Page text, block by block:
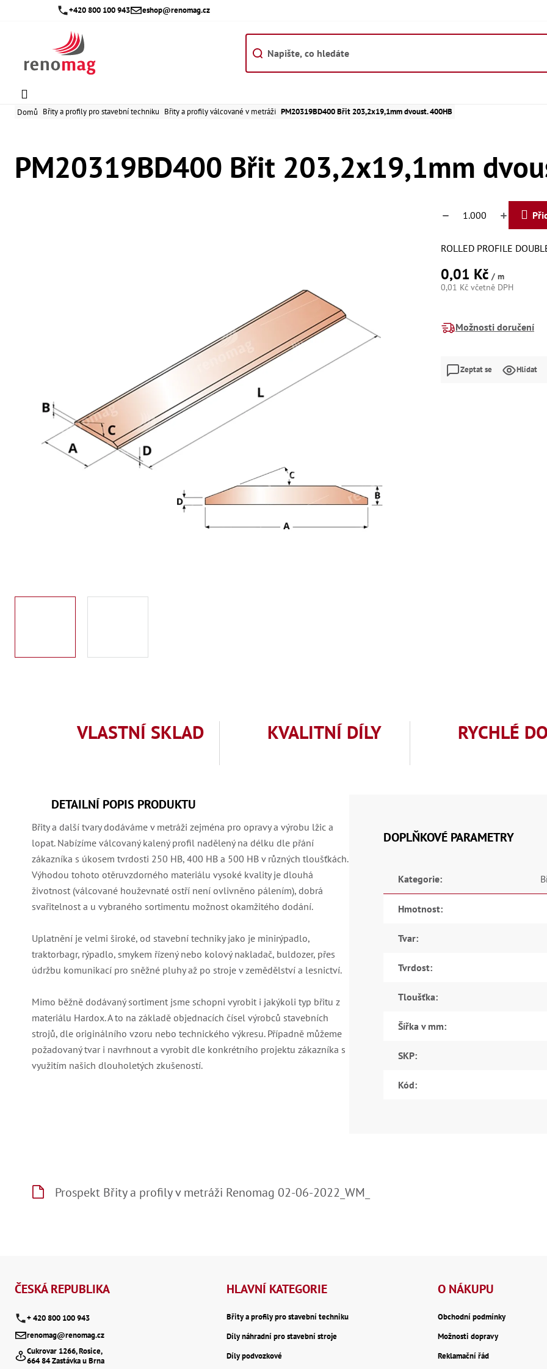
+420 800 100 943 eshop@renomag.cz
Domů Břity a profily pro stavební techniku Břity a profily válcované v metráži PM20319BD400 Břit 203,2x19,1mm dvoust. 400HB
PM20319BD400 Břit 203,2x19,1mm
0,01 Kč / m
0,01 Kč včetně DPH
Možnosti doručení
ROLLED PROFILE
Zeptat se Hlídat
VLASTNÍ SKLAD KVALITNÍ DÍLY RYCHLÉ
DETAILNÍ POPIS PRODUKTU
Břity a další tvary dodáváme v metráži zejména pro opravy a výrobu lžic a
lopat. Nabízíme válcovaný kalený profil nadělený na délku dle přání
zákazníka s úkosem tvrdosti 250 HB, 400 HB a 500 HB v různých tloušťkách.
Výhodou tohoto otěruvzdorného materiálu vysoké kvality je dlouhá
životnost (válcované houževnaté ostří není ovlivněno pálením), dobrá
svařitelnost a u vybraného sortimentu možnost okamžitého dodání.
Uplatnění je velmi široké, od stavební techniky jako je minirýpadlo,
traktorbagr, rýpadlo, smykem řízený nebo kolový nakladač, buldozer, přes
údržbu komunikací pro sněžné pluhy až po stroje v zemědělství a lesnictví.
Mimo běžně dodávaný sortiment jsme schopni vyrobit i jakýkoli typ břitu z
materiálu Hardox. A to na základě objednacích čísel výrobců stavebních
strojů, dle originálního vzoru nebo technického výkresu. Případně můžeme
požadovaný tvar i navrhnout a vyrobit dle konkrétního projektu zákazníka s
využitím našich dlouholetých zkušeností.
DOPLŇKOVÉ PARAMETRY
Kategorie:
Hmotnost:
Tvar:
Tvrdost:
Tloušťka:
Šířka v mm:
SKP:
Kód:
Prospekt Břity a profily v metráži Renomag 02-06-2022_WM_
ČESKÁ REPUBLIKA
+ 420 800 100 943
renomag@renomag.cz
Cukrovar 1266, Rosice,
664 84 Zastávka u Brna
HLAVNÍ KATEGORIE
Břity a profily pro stavební techniku
Díly náhradní pro stavební stroje
Díly podvozkové
O NÁKUPU
Obchodní podmínky
Možnosti dopravy
Reklamační řád